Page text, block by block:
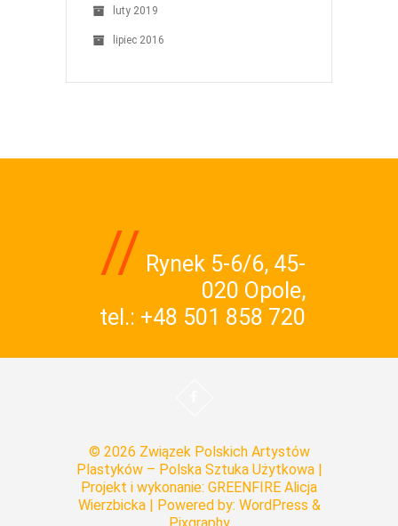
luty 2019
lipiec 2016
// Rynek 5-6/6, 45-
020 Opole,
tel.: +48 501 858 720
© 2026 Związek Polskich Artystów
Plastyków – Polska Sztuka Użytkowa|
Projekt i wykonanie: GREENFIRE Alicja
Wierzbicka| Powered by: WordPress &